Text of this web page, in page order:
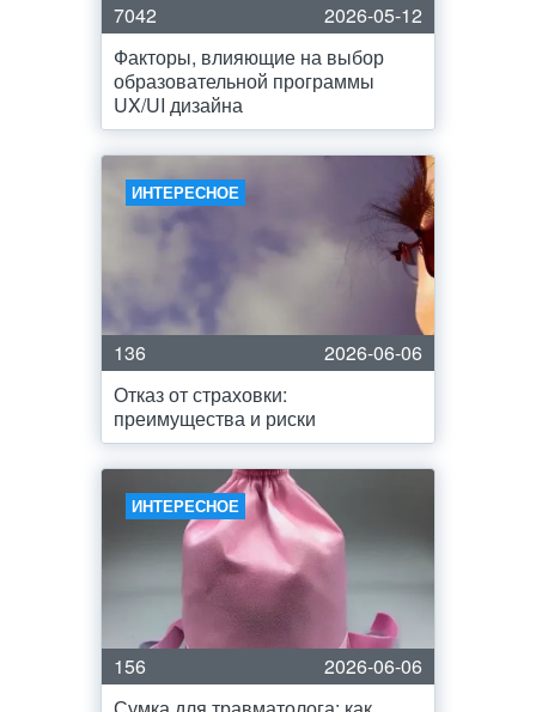
7042
2026-05-12
Факторы, влияющие на выбор
образовательной программы
UX/UI дизайна
ИНТЕРЕСНОЕ
136
2026-06-06
Отказ от страховки:
преимущества и риски
ИНТЕРЕСНОЕ
156
2026-06-06